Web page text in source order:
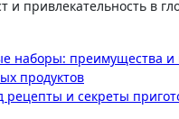
и привлекательность в
наборы: преимущества и
продуктов
и секреты